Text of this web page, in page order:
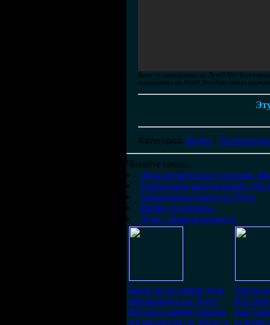
Были ли американцы на Луне? Кто был
американцы на Луне? Кто был самым
Категория: Видео /
Читайте также:
День космических историй.
Территория заблуждений с
Американцы были на Луне.
Мифы из космоса.
Луна - иная реальность
Были ли на самом деле
американцы на Луне?
Кто был самым первым
космонавтом на Земле и
Эпоха
Кто
как